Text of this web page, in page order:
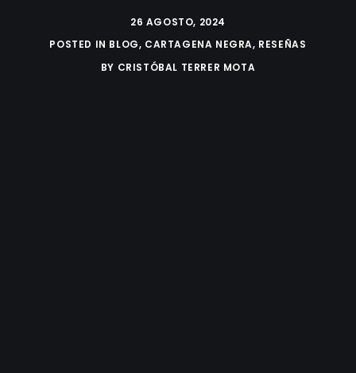
26 AGOSTO, 2024
POSTED IN BLOG, CARTAGENA NEGRA, RESEÑAS
BY CRISTÓBAL TERRER MOTA